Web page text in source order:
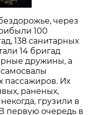
через
100
138 санитарных
14 бригад
дружины, а
пассажиров. Их
раненых,
грузили в
первую очередь в